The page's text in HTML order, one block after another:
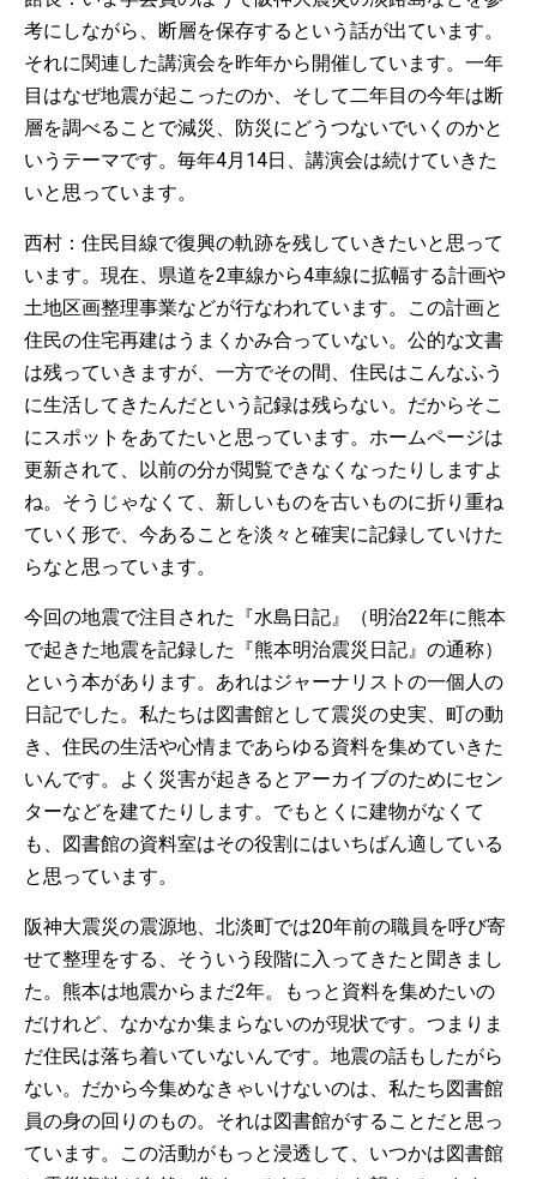
考にしながら、断層を保存するという話が出ています。
それに関連した講演会を昨年から開催しています。一年
目はなぜ地震が起こったのか、そして二年目の今年は断
層を調べることで減災、防災にどうつないでいくのかと
いうテーマです。毎年4月14日、講演会は続けていきた
いと思っています。
西村：住民目線で復興の軌跡を残していきたいと思って
います。現在、県道を2車線から4車線に拡幅する計画や
土地区画整理事業などが行なわれています。この計画と
住民の住宅再建はうまくかみ合っていない。公的な文書
は残っていきますが、一方でその間、住民はこんなふう
に生活してきたんだという記録は残らない。だからそこ
にスポットをあてたいと思っています。ホームページは
更新されて、以前の分が閲覧できなくなったりしますよ
ね。そうじゃなくて、新しいものを古いものに折り重ね
ていく形で、今あることを淡々と確実に記録していけた
らなと思っています。
今回の地震で注目された『水島日記』（明治22年に熊本
で起きた地震を記録した『熊本明治震災日記』の通称）
という本があります。あれはジャーナリストの一個人の
日記でした。私たちは図書館として震災の史実、町の動
き、住民の生活や心情まであらゆる資料を集めていきた
いんです。よく災害が起きるとアーカイブのためにセン
ターなどを建てたりします。でもとくに建物がなくて
も、図書館の資料室はその役割にはいちばん適している
と思っています。
阪神大震災の震源地、北淡町では20年前の職員を呼び寄
せて整理をする、そういう段階に入ってきたと聞きまし
た。熊本は地震からまだ2年。もっと資料を集めたいの
だけれど、なかなか集まらないのが現状です。つまりま
だ住民は落ち着いていないんです。地震の話もしたがら
ない。だから今集めなきゃいけないのは、私たち図書館
員の身の回りのもの。それは図書館がすることだと思っ
ています。この活動がもっと浸透して、いつかは図書館